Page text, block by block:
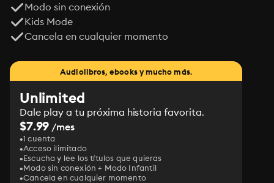
Modo sin conexión
Kids Mode
Cancela en cualquier momento
Audiolibros, ebooks y mucho más.
Unlimited
Dale play a tu próxima historia favorita.
$7.99 /mes
1 cuenta
Acceso ilimitado
Escucha y lee los títulos que quieras
Modo sin conexión + Modo Infantil
Cancela en cualquier momento